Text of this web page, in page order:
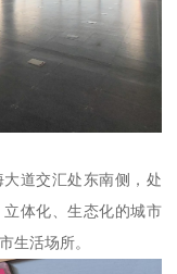
道交汇处东南侧，处
体化、生态化的城市
生活场所。